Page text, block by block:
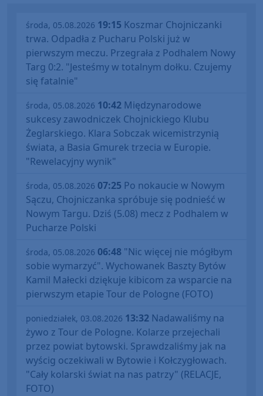
środa, 05.08.2026 19:15 Koszmar Chojniczanki
trwa. Odpadła z Pucharu Polski już w
pierwszym meczu. Przegrała z Podhalem Nowy
Targ 0:2. "Jesteśmy w totalnym dołku. Czujemy
się fatalnie"
środa, 05.08.2026 10:42 Międzynarodowe
sukcesy zawodniczek Chojnickiego Klubu
Żeglarskiego. Klara Sobczak wicemistrzynią
świata, a Basia Gmurek trzecia w Europie.
"Rewelacyjny wynik"
środa, 05.08.2026 07:25 Po nokaucie w Nowym
Sączu, Chojniczanka spróbuje się podnieść w
Nowym Targu. Dziś (5.08) mecz z Podhalem w
Pucharze Polski
środa, 05.08.2026 06:48 "Nic więcej nie mógłbym
sobie wymarzyć". Wychowanek Baszty Bytów
Kamil Małecki dziękuje kibicom za wsparcie na
pierwszym etapie Tour de Pologne (FOTO)
poniedziałek, 03.08.2026 13:32 Nadawaliśmy na
żywo z Tour de Pologne. Kolarze przejechali
przez powiat bytowski. Sprawdzaliśmy jak na
wyścig oczekiwali w Bytowie i Kołczygłowach.
"Cały kolarski świat na nas patrzy" (RELACJE,
FOTO)